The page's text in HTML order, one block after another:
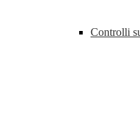
Controlli